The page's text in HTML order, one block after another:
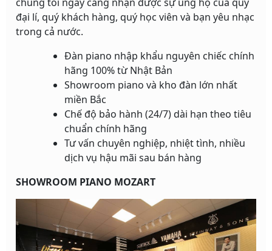
đại lí, quý khách hàng, quý học viên và bạn yêu nhạc
trong cả nước.
Đàn piano nhập khẩu nguyên chiếc chính
hãng 100% từ Nhật Bản
Showroom piano và kho đàn lớn nhất
miền Bắc
Chế độ bảo hành (24/7) dài hạn theo tiêu
chuẩn chính hãng
Tư vấn chuyên nghiệp, nhiệt tình, nhiều
dịch vụ hậu mãi sau bán hàng
SHOWROOM PIANO MOZART